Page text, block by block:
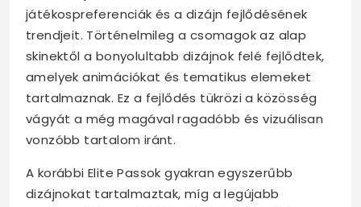
játékospreferenciák és a dizájn fejlődésének
trendjeit. Történelmileg a csomagok az alap
skinektől a bonyolultabb dizájnok felé fejlődtek,
amelyek animációkat és tematikus elemeket
tartalmaznak. Ez a fejlődés tükrözi a közösség
vágyát a még magával ragadóbb és vizuálisan
vonzóbb tartalom iránt.
A korábbi Elite Passok gyakran egyszerűbb
dizájnokat tartalmaztak, míg a legújabb